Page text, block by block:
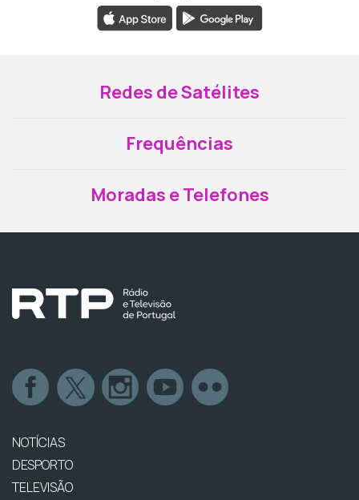
Redes de Satélites
Frequências
Moradas e Telefones
NOTÍCIAS
DESPORTO
TELEVISÃO